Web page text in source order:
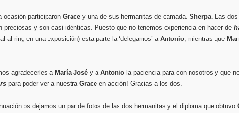
ocasión participaron Grace y una de sus hermanitas de camada, Sherpa. Las dos
preciosas y son casi idénticas. Puesto que no tenemos experiencia en hacer de
al ring en una exposición) esta parte la ‘delegamos’ a Antonio, mientras que
agradecerles a María José y a Antonio la paciencia para con nosotros y que
para poder ver a nuestra Grace en acción! Gracias a los dos.
os dejamos un par de fotos de las dos hermanitas y el diploma que obtuvo